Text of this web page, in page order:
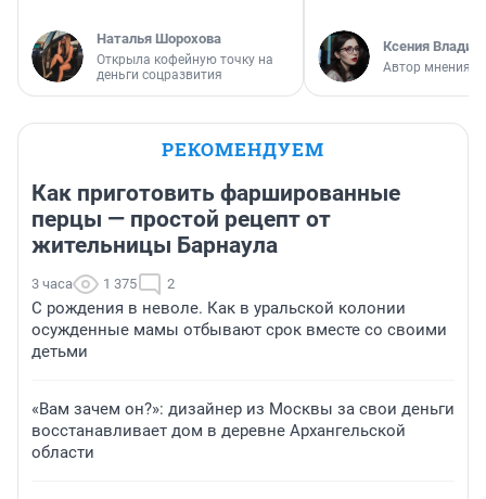
Наталья Шорохова
Открыла кофейную точку на
деньги соцразвития
Ксения
Автор мнения
РЕКОМЕНДУЕМ
Как приготовить фаршированные
перцы — простой рецепт от
жительницы Барнаула
3 часа 1 375 2
С рождения в неволе. Как в уральской колонии
осужденные мамы отбывают срок вместе со своими
детьми
«Вам зачем он?»: дизайнер из Москвы за свои деньги
восстанавливает дом в деревне Архангельской
области